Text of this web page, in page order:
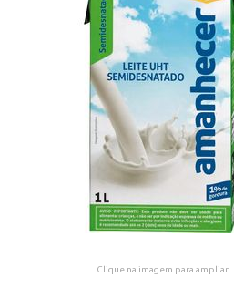
Clique na imagem para ampliar.